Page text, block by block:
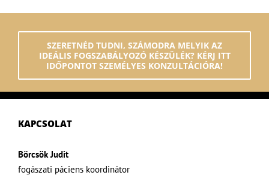
SZERETNÉD TUDNI, SZÁMODRA MELYIK AZ
IDEÁLIS FOGSZABÁLYOZÓ KÉSZÜLÉK? KÉRJ ITT
IDŐPONTOT SZEMÉLYES KONZULTÁCIÓRA!
KAPCSOLAT
Börcsök Judit
fogászati páciens koordinátor